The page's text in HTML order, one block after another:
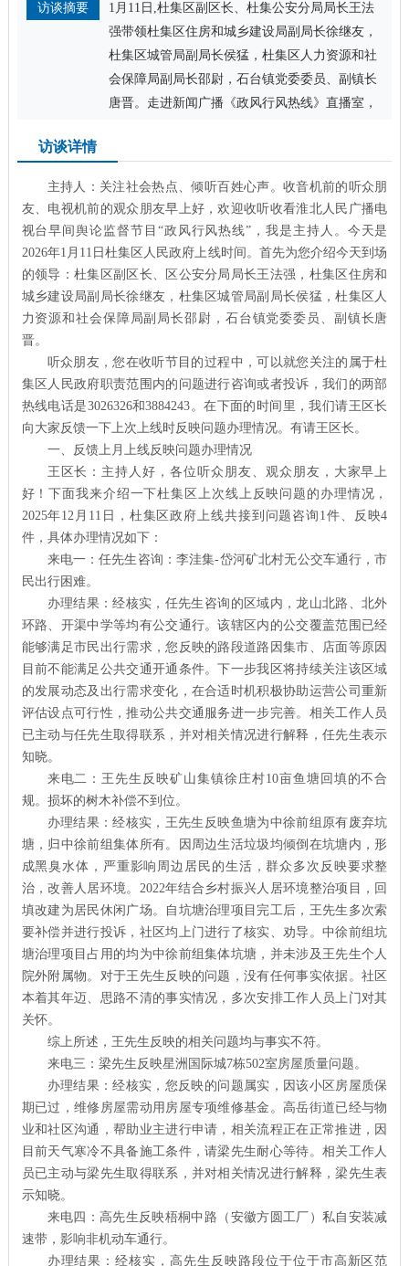
访谈摘要
1月11日,杜集区副区长、杜集公安分局局长王法
强带领杜集区住房和城乡建设局副局长徐继友，
杜集区城管局副局长侯猛，杜集区人力资源和社
会保障局副局长邵尉，石台镇党委委员、副镇长
唐晋。走进新闻广播《政风行风热线》直播室，
访谈详情
主持人：关注社会热点、倾听百姓心声。收音机前的听众朋
友、电视机前的观众朋友早上好，欢迎收听收看淮北人民广播电
视台早间舆论监督节目“政风行风热线”，我是主持人。今天是
2026年1月11日杜集区人民政府上线时间。首先为您介绍今天到场
的领导：杜集区副区长、区公安分局局长王法强，杜集区住房和
城乡建设局副局长徐继友，杜集区城管局副局长侯猛，杜集区人
力资源和社会保障局副局长邵尉，石台镇党委委员、副镇长唐
晋。
听众朋友，您在收听节目的过程中，可以就您关注的属于杜
集区人民政府职责范围内的问题进行咨询或者投诉，我们的两部
热线电话是3026326和3884243。在下面的时间里，我们请王区长
向大家反馈一下上次上线时反映问题办理情况。有请王区长。
一、反馈上月上线反映问题办理情况
王区长：主持人好，各位听众朋友、观众朋友，大家早上
好！下面我来介绍一下杜集区上次线上反映问题的办理情况，
2025年12月11日，杜集区政府上线共接到问题咨询1件、反映4
件，具体办理情况如下：
来电一：任先生咨询：李洼集-岱河矿北村无公交车通行，市
民出行困难。
办理结果：经核实，任先生咨询的区域内，龙山北路、北外
环路、开渠中学等均有公交通行。该辖区内的公交覆盖范围已经
能够满足市民出行需求，您反映的路段道路因集市、店面等原因
目前不能满足公共交通开通条件。下一步我区将持续关注该区域
的发展动态及出行需求变化，在合适时机积极协助运营公司重新
评估设点可行性，推动公共交通服务进一步完善。相关工作人员
已主动与任先生取得联系，并对相关情况进行解释，任先生表示
知晓。
来电二：王先生反映矿山集镇徐庄村10亩鱼塘回填的不合
规。损坏的树木补偿不到位。
办理结果：经核实，王先生反映鱼塘为中徐前组原有废弃坑
塘，归中徐前组集体所有。因周边生活垃圾均倾倒在坑塘内，形
成黑臭水体，严重影响周边居民的生活，群众多次反映要求整
治，改善人居环境。2022年结合乡村振兴人居环境整治项目，回
填改建为居民休闲广场。自坑塘治理项目完工后，王先生多次索
要补偿并进行投诉，社区均上门进行了核实、劝导。中徐前组坑
塘治理项目占用的均为中徐前组集体坑塘，并未涉及王先生个人
院外附属物。对于王先生反映的问题，没有任何事实依据。社区
本着其年迈、思路不清的事实情况，多次安排工作人员上门对其
关怀。
综上所述，王先生反映的相关问题均与事实不符。
来电三：梁先生反映星洲国际城7栋502室房屋质量问题。
办理结果：经核实，您反映的问题属实，因该小区房屋质保
期已过，维修房屋需动用房屋专项维修基金。高岳街道已经与物
业和社区沟通，帮助业主进行申请，相关流程正在正常推进，因
目前天气寒冷不具备施工条件，请梁先生耐心等待。相关工作人
员已主动与梁先生取得联系，并对相关情况进行解释，梁先生表
示知晓。
来电四：高先生反映梧桐中路（安徽方圆工厂）私自安装减
速带，影响非机动车通行。
办理结果：经核实，高先生反映路段位于位于市高新区范